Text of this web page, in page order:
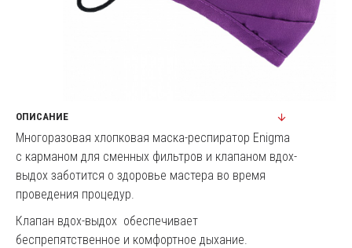
ОПИСАНИЕ
Многоразовая хлопковая маска-респиратор Enigma
с карманом для сменных фильтров и клапаном вдох-
выдох заботится о здоровье мастера во время
проведения процедур.
Клапан вдох-выдох обеспечивает
беспрепятственное и комфортное дыхание.